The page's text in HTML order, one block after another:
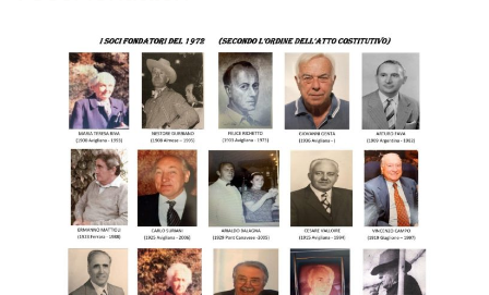
Organi sociali
Assemblee sociali
consuntivi e programmi
Avigliana:
storia e territorio
Museo della
“DINAMITE” Nobel